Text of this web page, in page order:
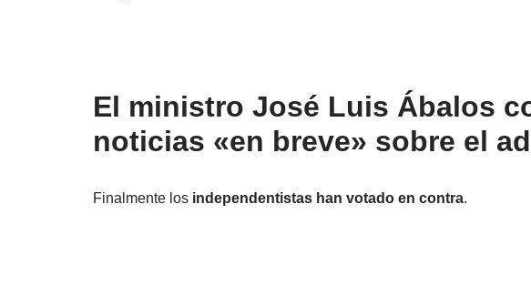
El ministro José Luis Ábalos
noticias «en breve» sobre el
Finalmente los independentistas han votado en contra.